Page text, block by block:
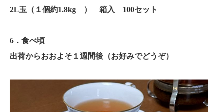
2L玉（１個約1.8kg ） 箱入 100セット
6．食べ頃
出荷からおおよそ１週間後（お好みでどうぞ）